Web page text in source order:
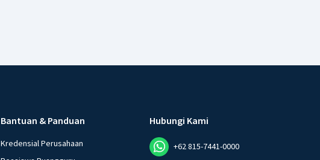
Bantuan & Panduan
Kredensial Perusahaan
Hubungi Kami
+62 815-7441-0000